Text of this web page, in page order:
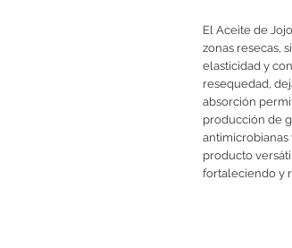
El Aceite de
zonas resecas,
elasticidad y
resequedad,
absorción
producción de
antimicrobianas
producto
fortaleciendo y